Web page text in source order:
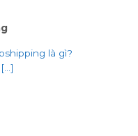
là gì?